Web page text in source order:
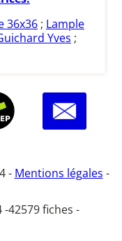
36x36; Lample
Yves ;
- Mentions légales -
-42579 fiches -